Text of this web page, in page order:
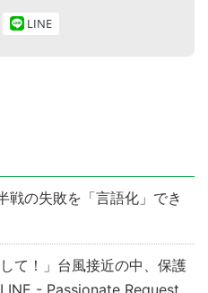
LINE
戦の失敗を「言語化」でき
て！」台風接近の中、保護
- Passionate Request